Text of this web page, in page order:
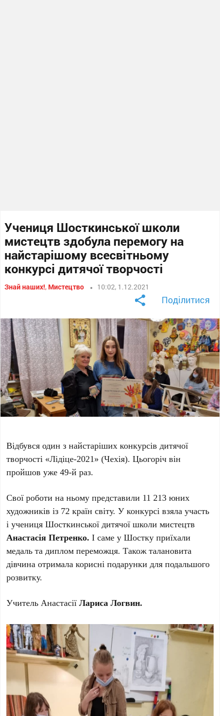
Учениця Шосткинської школи
мистецтв здобула перемогу на
найстарішому всесвітньому
конкурсі дитячої творчості
Знай наших!, Мистецтво 10:02, 1.12.2021
Поділитися
Відбувся один з найстаріших конкурсів дитячої
творчості «Лідіце-2021» (Чехія). Цьогоріч він
пройшов уже 49-й раз.
Свої роботи на ньому представили 11 213 юних
художників із 72 країн світу. У конкурсі взяла участь
і учениця Шосткинської дитячої школи мистецтв
Анастасія Петренко. І саме у Шостку приїхали
медаль та диплом переможця. Також талановита
дівчина отримала корисні подарунки для подальшого
розвитку.
Учитель АнастасіїЛариса Логвин.